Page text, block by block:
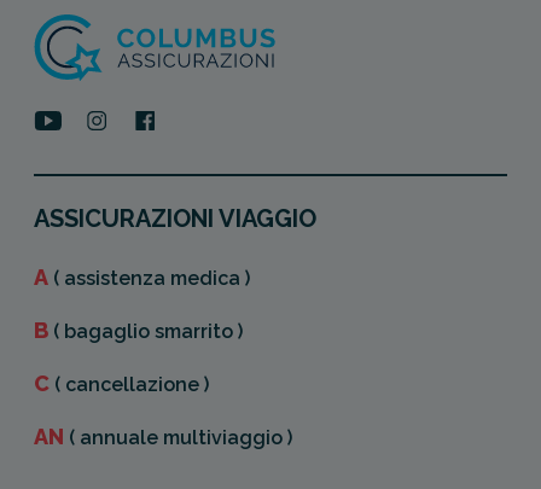
ASSICURAZIONI VIAGGIO
A ( assistenza medica )
B ( bagaglio smarrito )
C ( cancellazione )
AN ( annuale multiviaggio )